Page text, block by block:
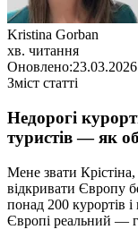
Kristina Gorban
хв. читання
Оновлено:23.03.2026
Зміст статті
Недорогі
туристів — як
Мене звати
відкривати Європу
понад 200 курортів
Європі реальний —